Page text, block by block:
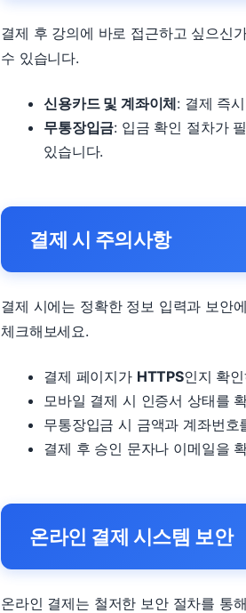
결제 후 강의에 바로 접근하고 싶으신
수 있습니다.
신용카드 및 계좌이체: 결제 즉
무통장입금: 입금 확인 절차가
있습니다.
결제 시 주의사항
결제 시에는 정확한 정보 입력과 보안
체크해보세요.
결제 페이지가 HTTPS인지 확
모바일 결제 시 인증서 상태를
무통장입금 시 금액과 계좌번호
결제 후 승인 문자나 이메일을
온라인 결제 시스템 보안
온라인 결제는 철저한 보안 절차를 통